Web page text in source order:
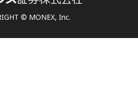
© MONEX, Inc.